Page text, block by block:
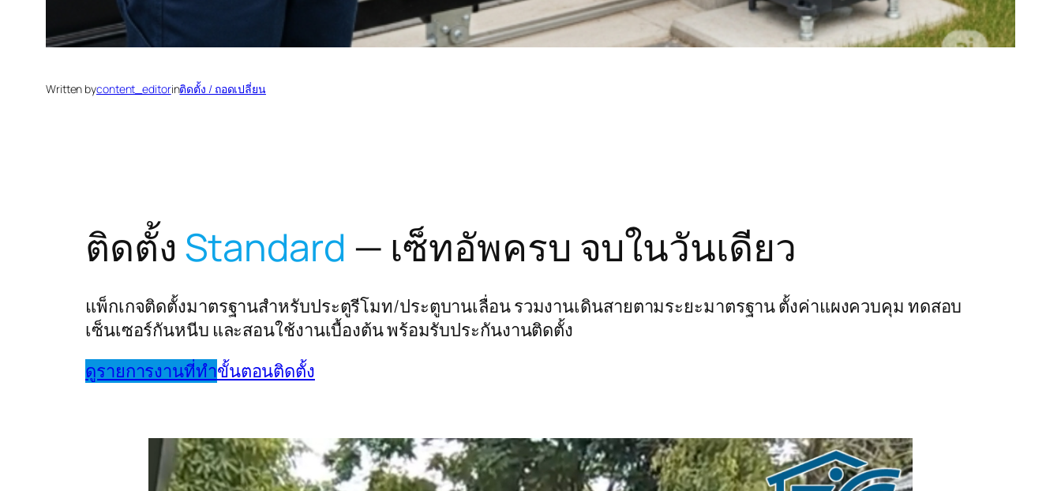
Written bycontent_editorinติดตั้ง / ถอดเปลี่ยน
ติดตั้ง Standard — เซ็ทอัพครบ จบในวันเดียว
แพ็กเกจติดตั้งมาตรฐานสำหรับประตูรีโมท/ประตูบานเลื่อน รวมงานเดินสายตามระยะมาตรฐาน ตั้งค่าแผงควบคุม ทดสอบ
เซ็นเซอร์กันหนีบ และสอนใช้งานเบื้องต้น พร้อมรับประกันงานติดตั้ง
ดูรายการงานที่ทำขั้นตอนติดตั้ง